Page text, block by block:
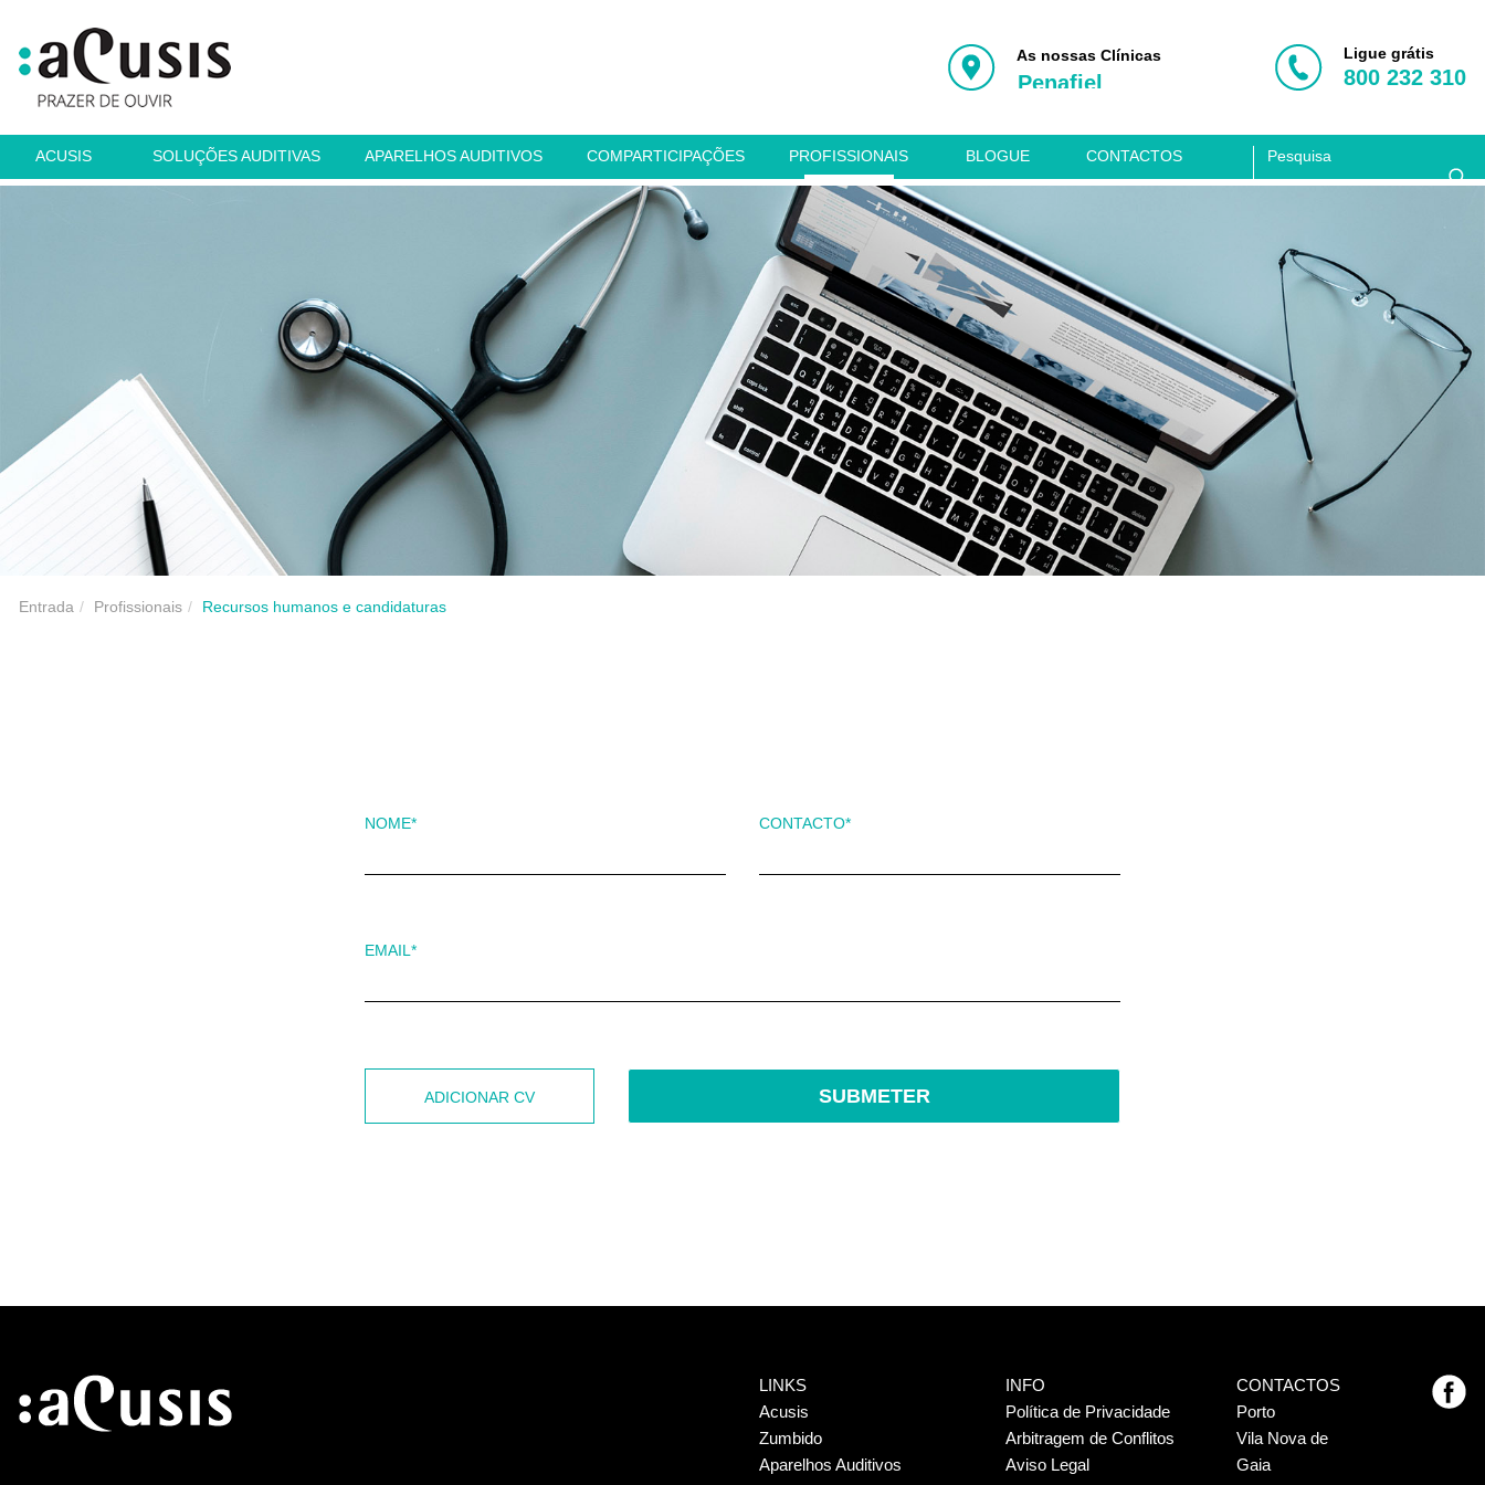
As nossas Clínicas
Vila Nova de Gaia
Penafiel
Coimbra
Lisboa
Ligue grátis
800 232 310
ACUSIS SOLUÇÕES AUDITIVAS APARELHOS AUDITIVOS COMPARTICIPAÇÕES PROFISSIONAIS BLOGUE CONTACTOS
Entrada Profissionais Recursos humanos e candidaturas
NOME* CONTACTO*
EMAIL *
ADICIONAR CV
LINKS
Acusis
Zumbido
Aparelhos Auditivos
INFO
Política de Privacidade
Arbitragem de Conflitos
Aviso Legal
CONTACTOS
Porto
Vila Nova de
Gaia